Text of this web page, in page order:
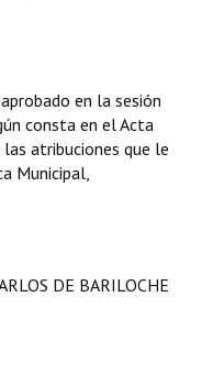
en la sesión
consta en el Acta
atribuciones que le
Municipal,
DE BARILOCHE